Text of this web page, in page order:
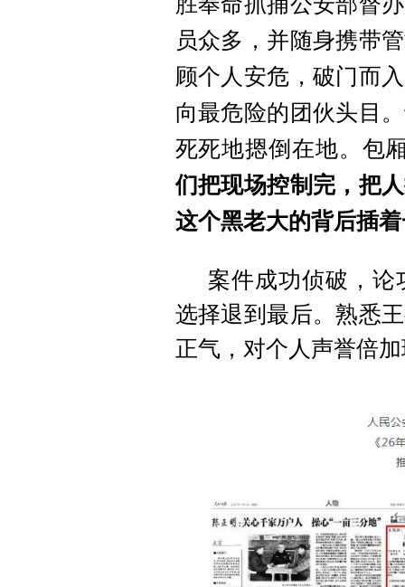
员众多，并随身携带
顾个人安危，破门而
向最危险的团伙头目
死死地摁倒在地。包
们把现场控制完，把
这个黑老大的背后插
案件成功侦破，
选择退到最后。熟悉
正气，对个人声誉倍